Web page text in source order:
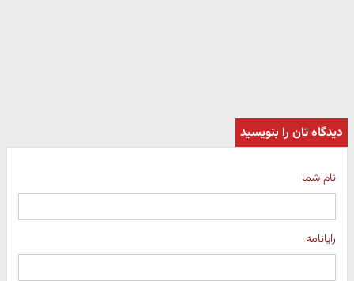
دیدگاه تان را بنویسید
نام شما
رایانامه